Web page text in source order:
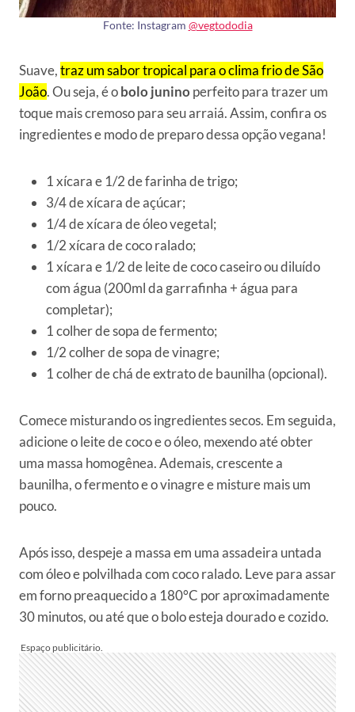
Fonte: Instagram @vegtododia
Suave,traz um sabor tropical para o clima frio de São
João. Ou seja, é obolo junino perfeito para trazer um
toque mais cremoso para seu arraiá. Assim, confira os
ingredientes e modo de preparo dessa opção vegana!
1 xícara e 1/2 de farinha de trigo;
3/4 de xícara de açúcar;
1/4 de xícara de óleo vegetal;
1/2 xícara de coco ralado;
1 xícara e 1/2 de leite de coco caseiro ou diluído
com água (200ml da garrafinha + água para
completar);
1 colher de sopa de fermento;
1/2 colher de sopa de vinagre;
1 colher de chá de extrato de baunilha (opcional).
Comece misturando os ingredientes secos. Em seguida,
adicione o leite de coco e o óleo, mexendo até obter
uma massa homogênea. Ademais, crescente a
baunilha, o fermento e o vinagre e misture mais um
pouco.
Após isso, despeje a massa em uma assadeira untada
com óleo e polvilhada com coco ralado. Leve para assar
em forno preaquecido a 180°C por aproximadamente
30 minutos, ou até que o bolo esteja dourado e cozido.